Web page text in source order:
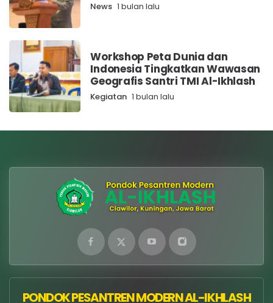
News 1 bulan lalu
Workshop Peta Dunia dan
Indonesia Tingkatkan Wawasan
Geografis Santri TMI Al-Ikhlash
Kegiatan 1 bulan lalu
PONDOK PESANTREN MODERN AL-IKHLASH